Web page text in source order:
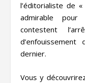
l’éditorialiste de «
admirable
contestent
dernier.
Vous y